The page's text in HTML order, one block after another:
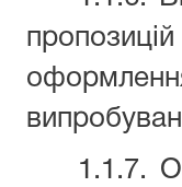
1.1.7.